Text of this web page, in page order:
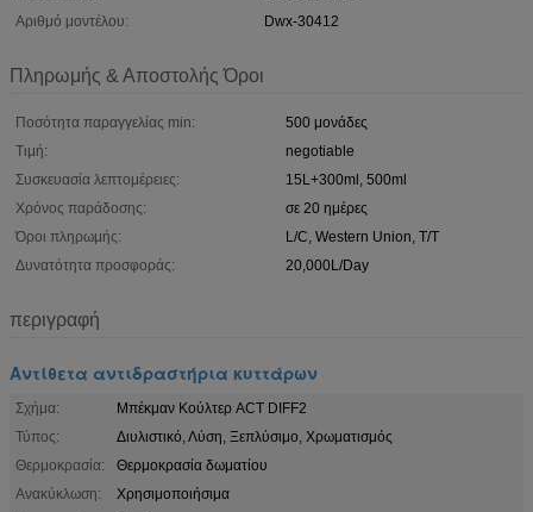
Αριθμό μοντέλου:
Dwx-30412
Πληρωμής & Αποστολής Όροι
Ποσότητα παραγγελίας min:
500 μονάδες
Τιμή:
negotiable
Συσκευασία λεπτομέρειες:
15L+300ml, 500ml
Χρόνος παράδοσης:
σε 20 ημέρες
Όροι πληρωμής:
L/C, Western Union, T/T
Δυνατότητα προσφοράς:
20,000L/Day
περιγραφή
Αντίθετα αντιδραστήρια κυττάρων
Σχήμα:
Μπέκμαν Κούλτερ ACT DIFF2
Τύπος:
Διυλιστικό, Λύση, Ξεπλύσιμο, Χρωματισμός
Θερμοκρασία:
Θερμοκρασία δωματίου
Ανακύκλωση:
Χρησιμοποιήσιμα